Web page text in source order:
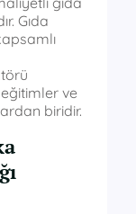
Gıda
ve
biridir.